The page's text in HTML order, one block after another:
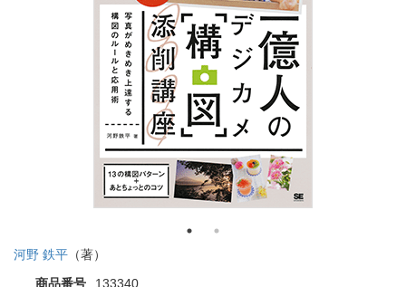
河野 鉄平 （著）
商品番号
133340